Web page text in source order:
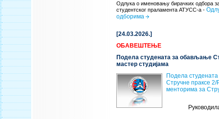
Одлука о именовању бирачких одбора
студентског праламента АТУСС-а -
одборима
[24.03.2026.]
ОБАВЕШТЕЊЕ
Подела студената за обављање
мастер студијама
Подела
Стручне праксе
менторима за